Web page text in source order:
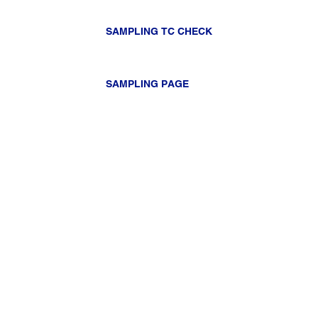
SAMPLING TC CHECK
SAMPLING PAGE